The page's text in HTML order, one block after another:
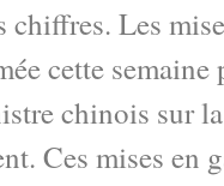
chiffres. Les
cette semaine
chinois sur
Ces mises en